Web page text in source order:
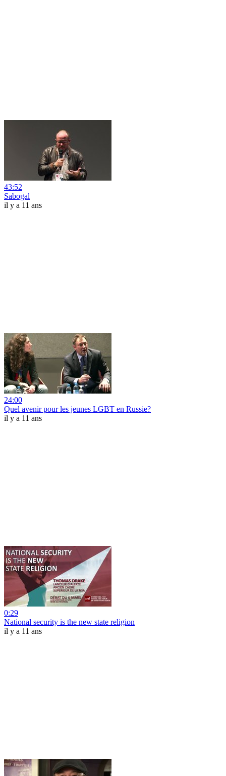
43:52
Sabogal
il y a 11 ans
24:00
Quel avenir pour les jeunes LGBT en Russie?
il y a 11 ans
0:29
National security is the new state religion
il y a 11 ans